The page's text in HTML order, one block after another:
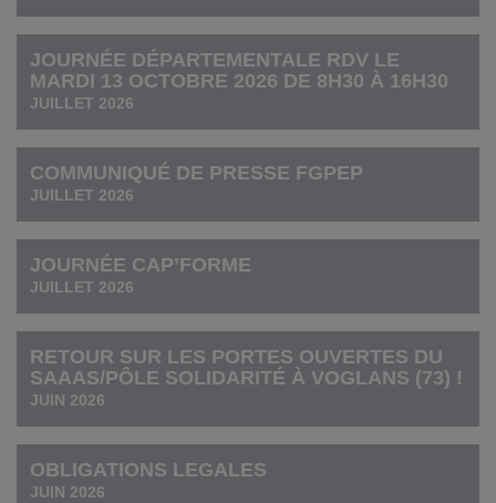
JOURNÉE DÉPARTEMENTALE RDV LE
MARDI 13 OCTOBRE 2026 DE 8H30 À 16H30
JUILLET 2026
COMMUNIQUÉ DE PRESSE FGPEP
JUILLET 2026
JOURNÉE CAP’FORME
JUILLET 2026
RETOUR SUR LES PORTES OUVERTES DU
SAAAS/PÔLE SOLIDARITÉ À VOGLANS (73) !
JUIN 2026
OBLIGATIONS LEGALES
JUIN 2026